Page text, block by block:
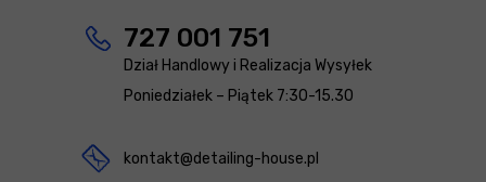
727 001 751
Dział Handlowy i Realizacja Wysyłek
Poniedziałek – Piątek 7:30-15.30
kontakt@detailing-house.pl